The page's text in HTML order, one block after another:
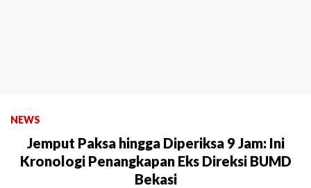
NEWS
Jemput Paksa hingga Diperiksa 9 Jam: Ini
Kronologi Penangkapan Eks Direksi BUMD
Bekasi